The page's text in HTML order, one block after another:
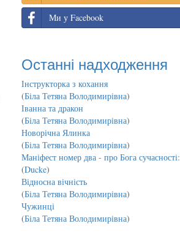
Ми у Facebook
Останні надходження
Інструкторка з кохання
(Біла Тетяна Володимирівна)
Іванна та дракон
(Біла Тетяна Володимирівна)
Новорічна Ялинка
(Біла Тетяна Володимирівна)
Маніфест номер два - про Бога сучасності:
(Ducke)
Відносна вічність
(Біла Тетяна Володимирівна)
Чужинці
(Біла Тетяна Володимирівна)